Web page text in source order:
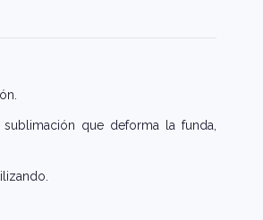
que deforma la funda,